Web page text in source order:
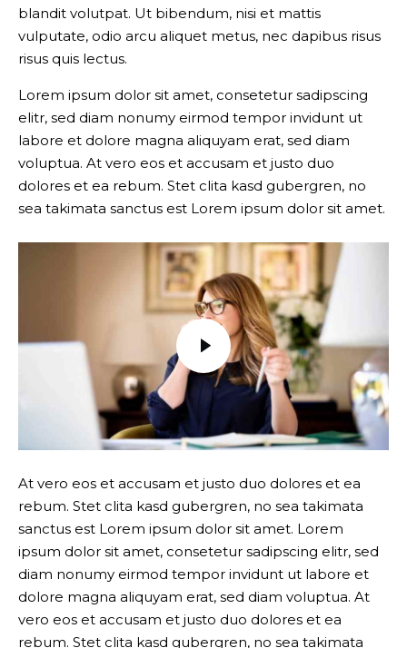
blandit volutpat. Ut bibendum, nisi et mattis
vulputate, odio arcu aliquet metus, nec dapibus risus
risus quis lectus.
Lorem ipsum dolor sit amet, consetetur sadipscing
elitr, sed diam nonumy eirmod tempor invidunt ut
labore et dolore magna aliquyam erat, sed diam
voluptua. At vero eos et accusam et justo duo
dolores et ea rebum. Stet clita kasd gubergren, no
sea takimata sanctus est Lorem ipsum dolor sit amet.
At vero eos et accusam et justo duo dolores et ea
rebum. Stet clita kasd gubergren, no sea takimata
sanctus est Lorem ipsum dolor sit amet. Lorem
ipsum dolor sit amet, consetetur sadipscing elitr, sed
diam nonumy eirmod tempor invidunt ut labore et
dolore magna aliquyam erat, sed diam voluptua. At
vero eos et accusam et justo duo dolores et ea
rebum. Stet clita kasd gubergren, no sea takimata